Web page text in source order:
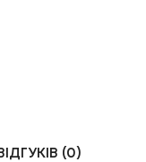
(0)